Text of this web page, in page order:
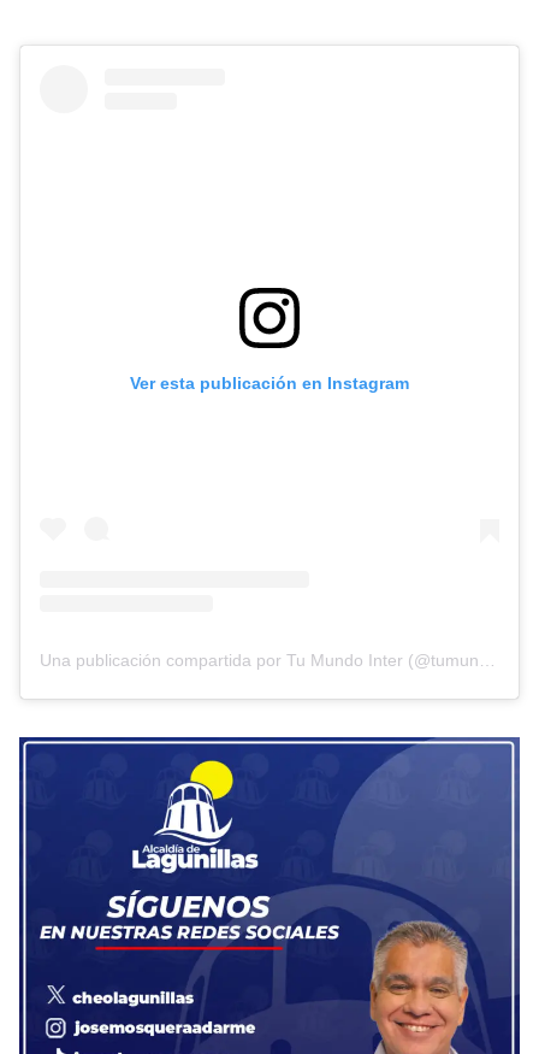
Ver esta publicación en Instagram
Una publicación compartida por Tu Mundo Inter (@tumundointer)